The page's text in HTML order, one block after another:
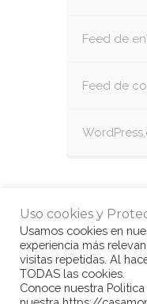
Feed de
Feed de
Uso cookies y
Usamos cookies en
experiencia más
visitas repetidas. Al
TODAS las cookies.
Conoce nuestra